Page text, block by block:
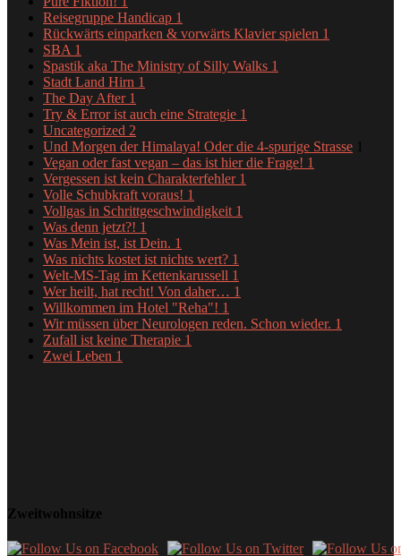
Reisegruppe Handicap 1
Rückwärts einparken & vorwärts Klavier spielen 1
SBA 1
Spastik aka The Ministry of Silly Walks 1
Stadt Land Hirn 1
The Day After 1
Try & Error ist auch eine Strategie 1
Uncategorized 2
Und Morgen der Himalaya! Oder die 4-spurige Strasse 1
Vegan oder fast vegan – das ist hier die Frage! 1
Vergessen ist kein Charakterfehler 1
Volle Schubkraft voraus! 1
Vollgas in Schrittgeschwindigkeit 1
Was denn jetzt?! 1
Was Mein ist, ist Dein. 1
Was nichts kostet ist nichts wert? 1
Welt-MS-Tag im Kettenkarussell 1
Wer heilt, hat recht! Von daher… 1
Willkommen im Hotel "Reha"! 1
Wir müssen über Neurologen reden. Schon wieder. 1
Zufall ist keine Therapie 1
Zwei Leben 1
Zweitwohnsitze